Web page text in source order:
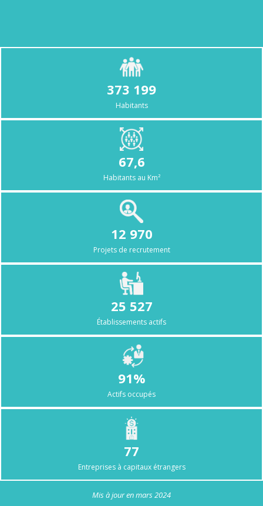
373 199
Habitants
67,6
Habitants au Km²
12 970
Projets de recrutement
25 527
Établissements actifs
91%
Actifs occupés
77
Entreprises à capitaux étrangers
Mis à jour en mars 2024